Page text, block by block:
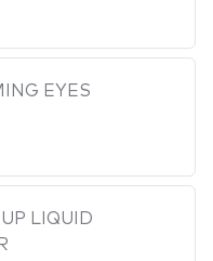
EYES
LIQUID